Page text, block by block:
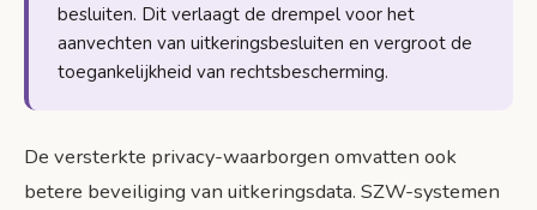
besluiten. Dit verlaagt de drempel voor het
aanvechten van uitkeringsbesluiten en vergroot de
toegankelijkheid van rechtsbescherming.
De versterkte privacy-waarborgen omvatten ook
betere beveiliging van uitkeringsdata. SZW-systemen